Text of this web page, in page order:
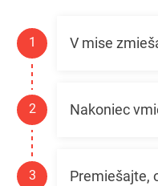
V mise
Nakoniec
Premiešajte,